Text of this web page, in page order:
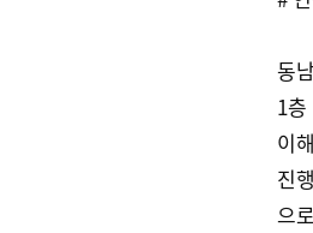
동
1
이
진
으